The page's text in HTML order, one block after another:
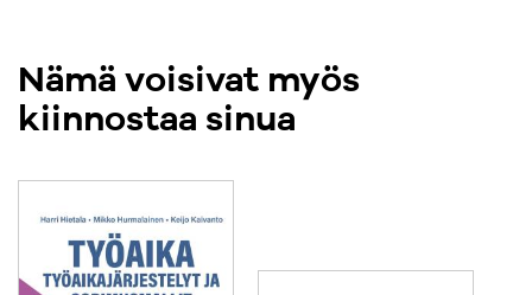
Nämä voisivat myös
kiinnostaa sinua